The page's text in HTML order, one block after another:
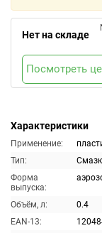
Характеристики
Применение:
Тип:
Форма
выпуска:
Объём, л:
0.4
EAN-13:
Нет на складе
Посмотреть